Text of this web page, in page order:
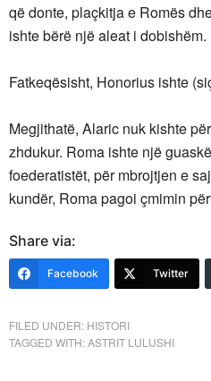
që donte, plaçkitja e Romës
ishte bërë një aleat i dobishëm.
Fatkeqësisht, Honorius ishte
Megjithatë, Alaric nuk kishte
zhdukur. Roma ishte një
foederatistët, për mbrojtjen e
kundër, Roma pagoi çmimin
Share via:
Facebook Twitter
FILED UNDER: HISTORI
TAGGED WITH:ASTRIT LULUSHI